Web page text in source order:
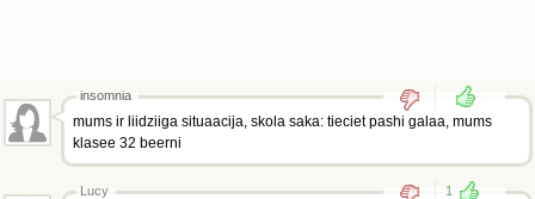
insomnia
mums ir liidziiga situaacija, skola saka: tieciet pashi galaa, mums
klasee 32 beerni
Lucy 1